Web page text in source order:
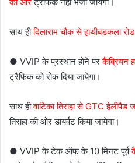
साथ हीदिलाराम चौक से हाथीबडकला
● VVIP के प्रस्थान होने परकैंब्रियन
ट्रैफिक को रोक दिया जायेगा।
साथ हीवाटिका तिराहा से GTC हेलीपैड
तिराहा की ओर डायर्वट किया जायेगा।
● VVIP के टेक ऑफ के 10 मिनट पूर्व